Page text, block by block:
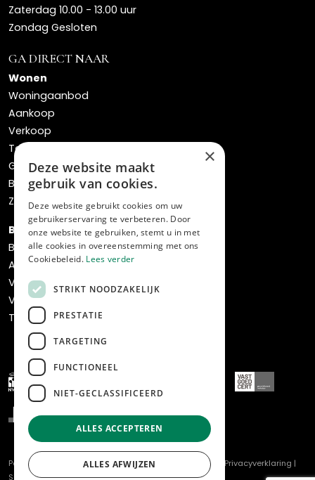
Zaterdag 10.00 - 13.00 uur
Zondag Gesloten
GA DIRECT NAAR
Wonen
Woningaanbod
Aankoop
Verkoop
Taxaties
Gratis waardebepaling
Bos verhuisservice
Zoekopdracht
Bedrijven
Bedrijfsaanbod
Aankoop
Verkoop
Verhuur & beheer
Transformatie & ontwikkeling
Powered by Goes & Roos. Alle rechten voorbehouden Privacyverklaring |
Sitemap
×
Deze website maakt
gebruik van cookies.
Deze website gebruikt cookies om uw
gebruikerservaring te verbeteren. Door
onze website te gebruiken, stemt u in met
alle cookies in overeenstemming met ons
Cookiebeleid. Lees verder
STRIKT NOODZAKELIJK
PRESTATIE
TARGETING
FUNCTIONEEL
NIET-GECLASSIFICEERD
ALLES ACCEPTEREN
ALLES AFWIJZEN